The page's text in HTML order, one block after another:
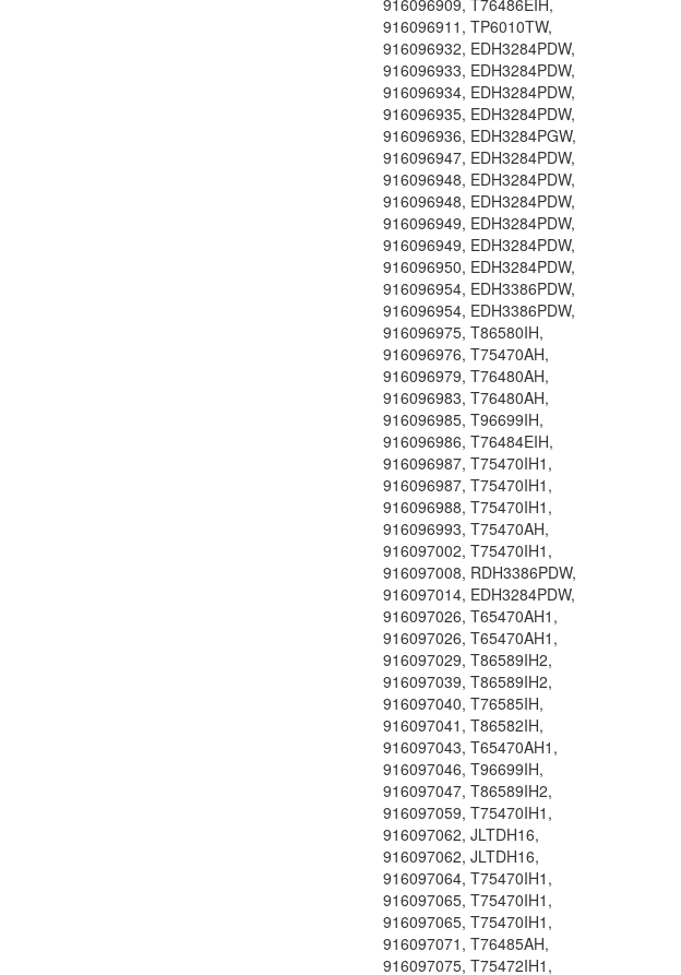
916096909, T76486EIH,
916096911, TP6010TW,
916096932, EDH3284PDW,
916096933, EDH3284PDW,
916096934, EDH3284PDW,
916096935, EDH3284PDW,
916096936, EDH3284PGW,
916096947, EDH3284PDW,
916096948, EDH3284PDW,
916096948, EDH3284PDW,
916096949, EDH3284PDW,
916096949, EDH3284PDW,
916096950, EDH3284PDW,
916096954, EDH3386PDW,
916096954, EDH3386PDW,
916096975, T86580IH,
916096976, T75470AH,
916096979, T76480AH,
916096983, T76480AH,
916096985, T96699IH,
916096986, T76484EIH,
916096987, T75470IH1,
916096987, T75470IH1,
916096988, T75470IH1,
916096993, T75470AH,
916097002, T75470IH1,
916097008, RDH3386PDW,
916097014, EDH3284PDW,
916097026, T65470AH1,
916097026, T65470AH1,
916097029, T86589IH2,
916097039, T86589IH2,
916097040, T76585IH,
916097041, T86582IH,
916097043, T65470AH1,
916097046, T96699IH,
916097047, T86589IH2,
916097059, T75470IH1,
916097062, JLTDH16,
916097062, JLTDH16,
916097064, T75470IH1,
916097065, T75470IH1,
916097065, T75470IH1,
916097071, T76485AH,
916097075, T75472IH1,